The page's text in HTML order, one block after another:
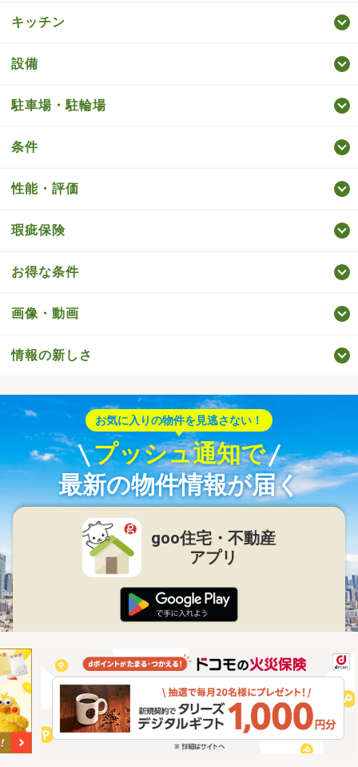
キッチン
設備
駐車場・駐輪場
条件
性能・評価
瑕疵保険
お得な条件
画像・動画
情報の新しさ
お気に入りの物件を見逃さない！
プッシュ通知で
最新の物件情報が届く
goo住宅・不動産
アプリ